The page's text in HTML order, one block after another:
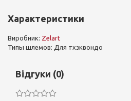
Характеристики
Виробник: Zelart
Типы шлемов: Для тхэквондо
Відгуки (0)